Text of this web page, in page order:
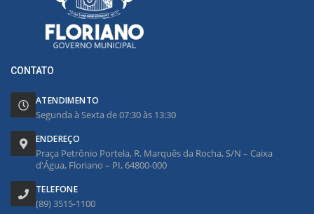
CONTATO
ATENDIMENTO
Segunda à Sexta de 07:30 às 13:30
ENDEREÇO
Praça Petrônio Portela, R. Marquês da Rocha, S/N – Caixa
d'Água, Floriano – PI, 64800-000
TELEFONE
(89) 3515-1100